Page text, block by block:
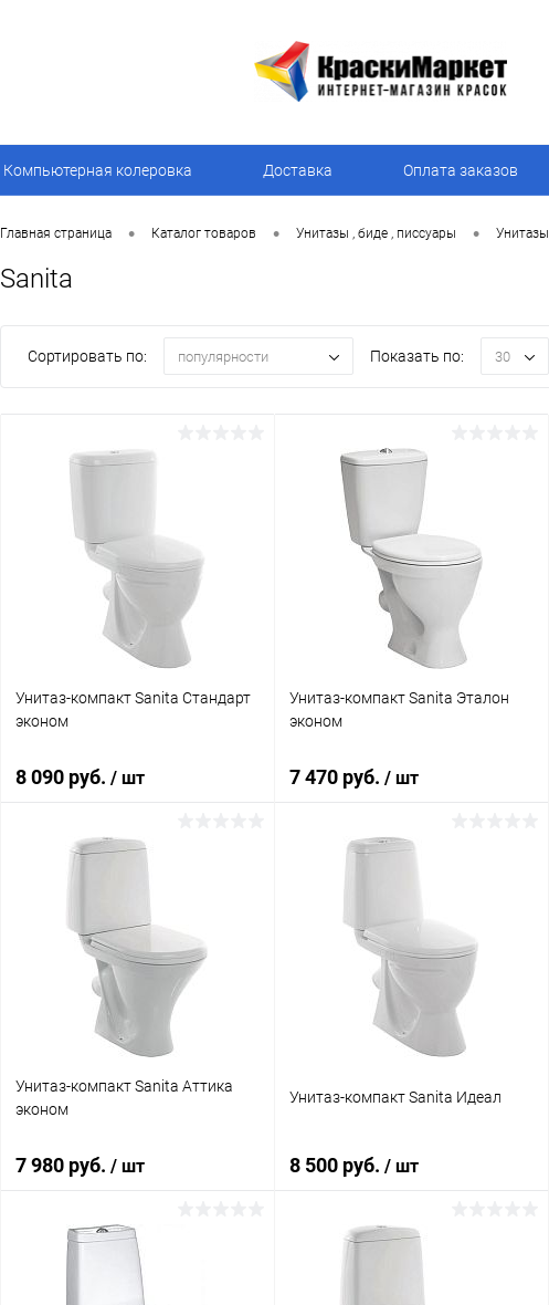
Компьютерная колеровка Доставка Оплата заказов
Главная страница • Каталог товаров • Унитазы , биде , писсуары • Унитазы
Sanita
Сортировать по: популярности Показать по: 30
Унитаз-компакт Sanita Стандарт
эконом
8 090 руб. / шт
Купить в 1 клик
В избранное Под заказ
Унитаз-компакт Sanita Эталон
эконом
7 470 руб. / шт
Купить в 1 клик
В избранное Под заказ
Унитаз-компакт Sanita Аттика
эконом
7 980 руб. / шт
В корзину
Унитаз-компакт Sanita Идеал
8 500 руб. / шт